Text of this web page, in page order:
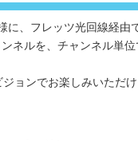
に、フレッツ光回線経由
ネルを、チャンネル単位
ョンでお楽しみいただけ